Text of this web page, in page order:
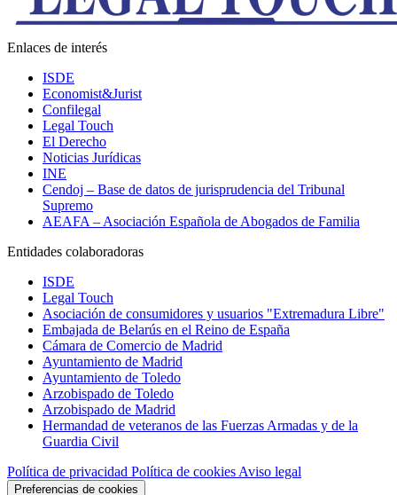
Enlaces de interés
ISDE
Economist&Jurist
Confilegal
Legal Touch
El Derecho
Noticias Jurídicas
INE
Cendoj – Base de datos de jurisprudencia del Tribunal
Supremo
AEAFA – Asociación Española de Abogados de Familia
Entidades colaboradoras
ISDE
Legal Touch
Asociación de consumidores y usuarios "Extremadura Libre"
Embajada de Belarús en el Reino de España
Cámara de Comercio de Madrid
Ayuntamiento de Madrid
Ayuntamiento de Toledo
Arzobispado de Toledo
Arzobispado de Madrid
Hermandad de veteranos de las Fuerzas Armadas y de la
Guardia Civil
Política de privacidad Política de cookies Aviso legal
Preferencias de cookies